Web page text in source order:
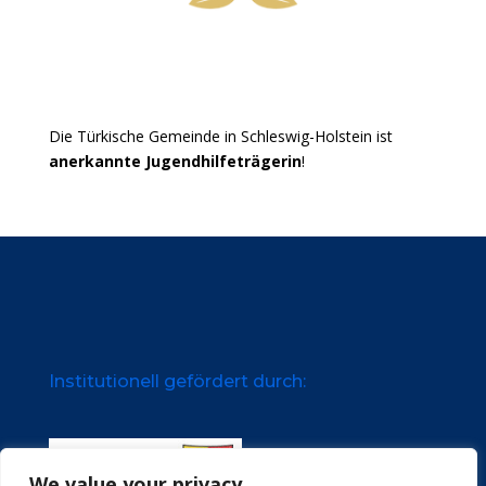
Die Türkische Gemeinde in Schleswig-Holstein ist
anerkannte Jugendhilfeträgerin!
Institutionell gefördert durch: